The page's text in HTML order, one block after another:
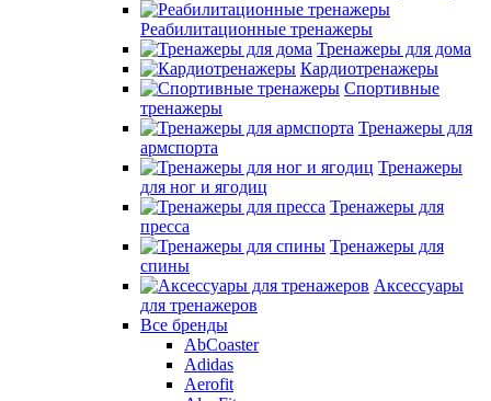
Реабилитационные тренажеры
Тренажеры для дома
Кардиотренажеры
Спортивные
тренажеры
Тренажеры для
армспорта
Тренажеры
для ног и ягодиц
Тренажеры для
пресса
Тренажеры для
спины
Аксессуары
для тренажеров
Все бренды
AbCoaster
Adidas
Aerofit